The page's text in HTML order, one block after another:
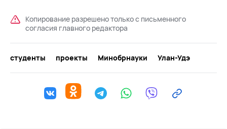
Копирование разрешено только с письменного
согласия главного редактора
студенты проекты Минобрнауки Улан-Удэ